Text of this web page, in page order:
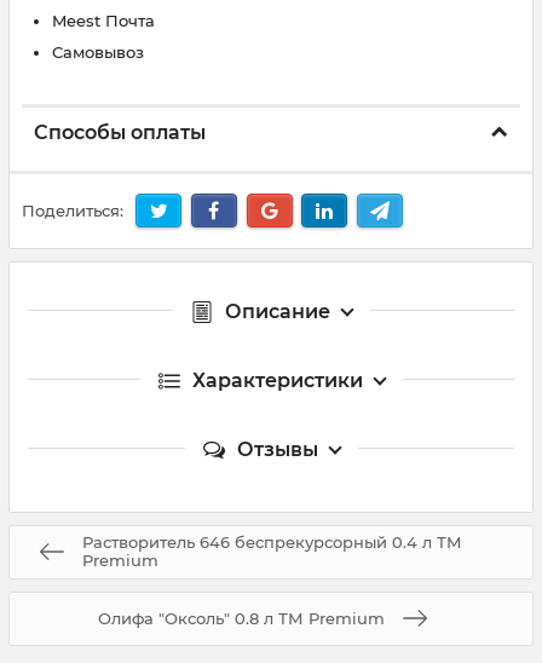
Meest Почта
Самовывоз
Способы оплаты
Поделиться:
Описание
Характеристики
Отзывы
Растворитель 646 беспрекурсорный 0.4 л ТМ
Premium
Олифа "Оксоль" 0.8 л ТМ Premium